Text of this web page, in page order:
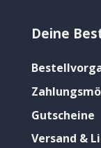
Deine
Gutscheine
Versand &